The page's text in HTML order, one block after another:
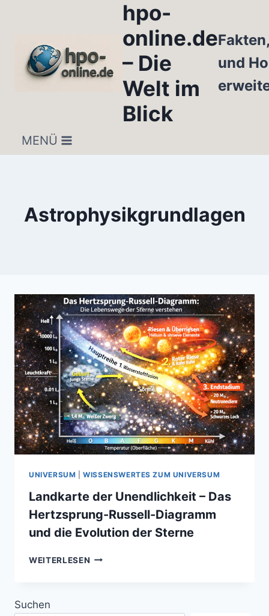
hpo-
online.de
– Die
Welt im
Blick
und
MENÜ
Astrophysikgrundlagen
UNIVERSUM |WISSENSWERTES ZUM UNIVERSUM
Landkarte der Unendlichkeit – Das
Hertzsprung-Russell-Diagramm
und die Evolution der Sterne
WEITERLESEN LANDKARTE
Suchen